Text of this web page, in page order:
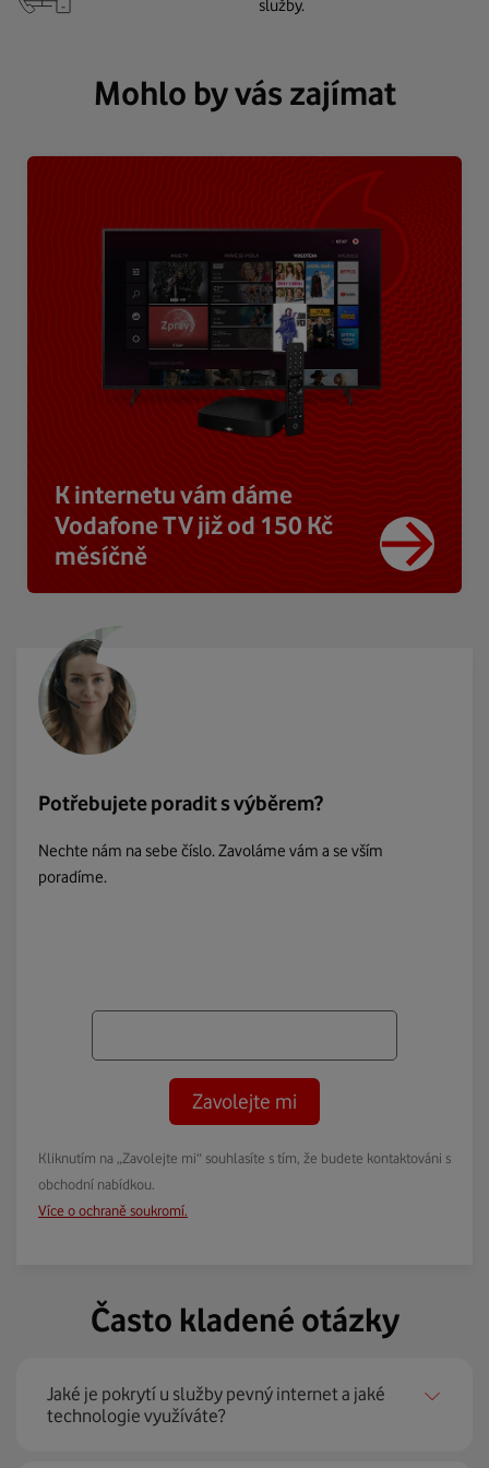
služby.
Mohlo by vás zajímat
K internetu vám dáme
Vodafone TV již od 150 Kč
měsíčně
Potřebujete poradit s výběrem?
Nechte nám na sebe číslo. Zavoláme vám a se vším
poradíme.
Zavolejte mi
Kliknutím na „Zavolejte mi“ souhlasíte s tím, že budete kontaktováni s
obchodní nabídkou.
Více o ochraně soukromí.
Často kladené otázky
Jaké je pokrytí u služby pevný internet a jaké
technologie využíváte?